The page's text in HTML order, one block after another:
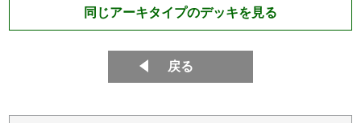
同じアーキタイプのデッキを見る
戻る